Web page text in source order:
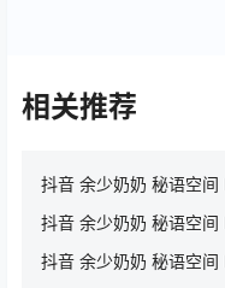
相关推荐
抖音 余少奶奶 秘语空间
抖音 余少奶奶 秘语空
抖音 余少奶奶 秘语空